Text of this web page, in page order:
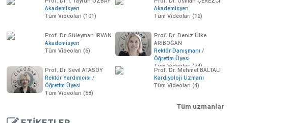
Akademisyen
Tüm Videoları (101)
Akademisyen
Tüm Videoları (12)
Prof. Dr. Süleyman İRVAN
Akademisyen
Tüm Videoları (6)
Prof. Dr. Deniz Ülke
ARIBOĞAN
Rektör Danışmanı /
Öğretim Üyesi
Tüm Videoları (74)
Prof. Dr. Sevil ATASOY
Rektör Yardımcısı /
Öğretim Üyesi
Tüm Videoları (58)
Prof. Dr. Mehmet BALTALI
Kardiyoloji Uzmanı
Tüm Videoları (4)
Tüm uzmanlar